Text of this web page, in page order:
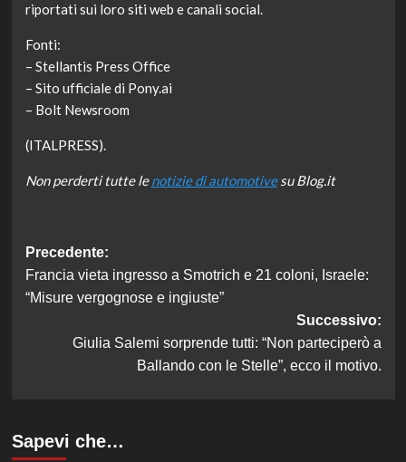
riportati sui loro siti web e canali social.
Fonti:
– Stellantis Press Office
– Sito ufficiale di Pony.ai
– Bolt Newsroom
(ITALPRESS).
Non perderti tutte lenotizie di automotivesu Blog.it
Navigazione
articolo
Precedente:
Francia vieta ingresso a Smotrich e 21 coloni, Israele:
“Misure vergognose e ingiuste”
Successivo:
Giulia Salemi sorprende tutti: “Non parteciperò a
Ballando con le Stelle”, ecco il motivo.
Sapevi che…